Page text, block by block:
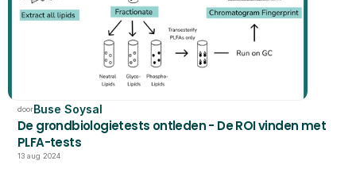
doorBuse Soysal
De grondbiologietests ontleden - De ROI vinden met
PLFA-tests
13 aug 2024